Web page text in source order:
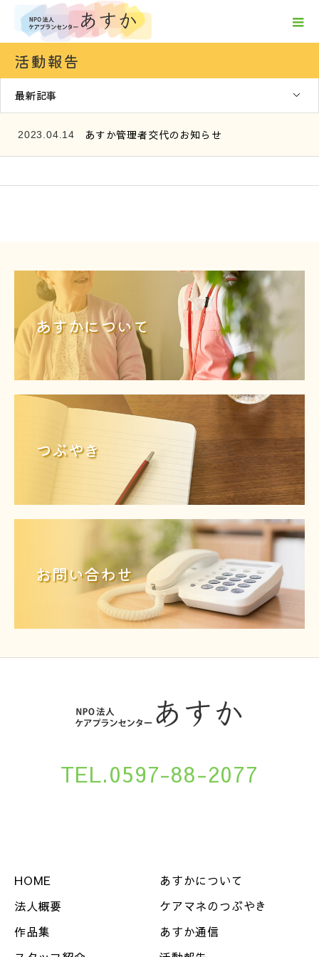
活動報告
最新記事
2023.04.14 あすか管理者交代のお知らせ
あすかについて
つぶやき
お問い合わせ
TEL.0597-88-2077
HOME
あすかについて
法人概要
ケアマネのつぶやき
作品集
あすか通信